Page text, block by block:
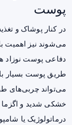
پوست
در کنار پوشاک و
می‌شوند نیز اهمیت
دفاعی پوست نوزاد
طریق پوست بسیار
می‌تواند چربی‌های
خشکی شدید و اگزما